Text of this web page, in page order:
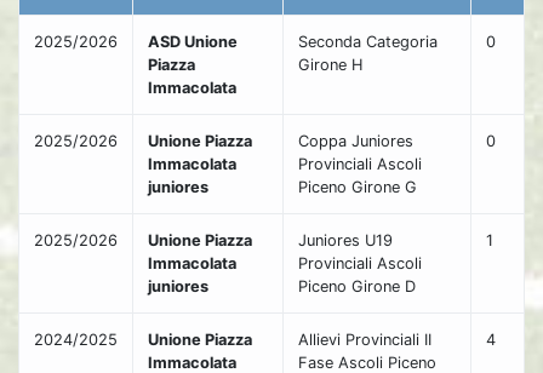
2025/2026
ASD Unione
Piazza
Immacolata
Seconda Categoria
Girone H
0
2025/2026
Unione Piazza
Immacolata
juniores
Coppa Juniores
Provinciali Ascoli
Piceno Girone G
0
2025/2026
Unione Piazza
Immacolata
juniores
Juniores U19
Provinciali Ascoli
Piceno Girone D
1
2024/2025
Unione Piazza
Immacolata
Allievi Provinciali II
Fase Ascoli Piceno
4